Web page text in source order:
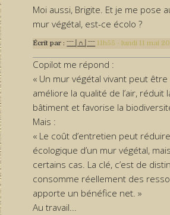
Moi aussi, Brigite. Et je me pose
mur végétal, est-ce écolo ?
Écrit par :ˉˉˉ│∩│ˉˉˉ 11h55 -lundi 11 mai
Copilot me répond :
« Un mur végétal vivant peut
améliore la qualité de l’air, réduit
bâtiment et favorise la
Mais :
« Le coût d’entretien peut
écologique d’un mur végétal,
certains cas. La clé, c’est de
consomme réellement des
apporte un bénéfice net. »
Au travail...